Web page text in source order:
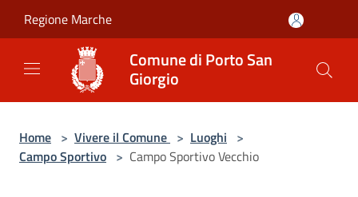
Regione Marche
Comune di Porto San
Giorgio
Home > Vivere il Comune > Luoghi >
Campo Sportivo > Campo Sportivo Vecchio